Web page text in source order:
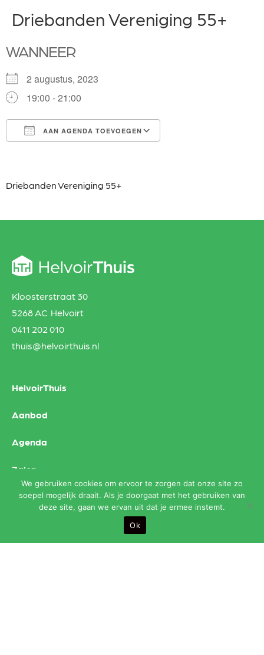
Driebanden Vereniging 55+
WANNEER
2 augustus, 2023
19:00 - 21:00
AAN AGENDA TOEVOEGEN
DriebandenVereniging 55+
Kloosterstraat 30
5268 AC Helvoirt
0411 202 010
thuis@helvoirthuis.nl
HelvoirThuis
Aanbod
Agenda
Zalen
Contact
We gebruiken cookies om ervoor te zorgen dat onze site zo
soepel mogelijk draait. Als je doorgaat met het gebruiken van
deze site, gaan we ervan uit dat je ermee instemt.
Ok